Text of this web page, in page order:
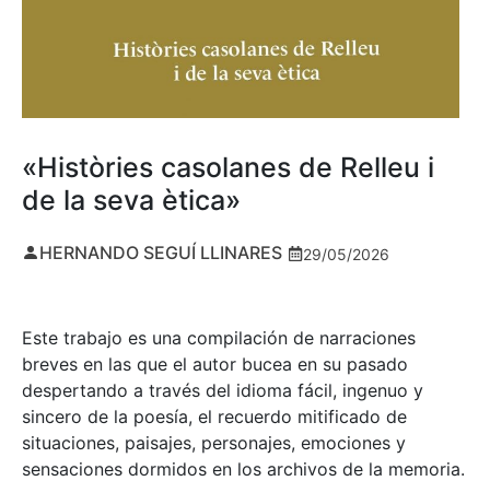
«Històries casolanes de Relleu i
de la seva ètica»
HERNANDO SEGUÍ LLINARES 29/05/2026
Este trabajo es una compilación de narraciones
breves en las que el autor bucea en su pasado
despertando a través del idioma fácil, ingenuo y
sincero de la poesía, el recuerdo mitificado de
situaciones, paisajes, personajes, emociones y
sensaciones dormidos en los archivos de la memoria.